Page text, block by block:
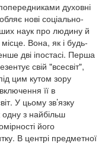
духовні
нові соціально-
наук про людину й
Вона, як і будь-
дві іпостасі. Перша
свій "всесвіт",
цим кутом зору
її в
У цьому зв’язку
одну з найбільш
його
В центрі предметної